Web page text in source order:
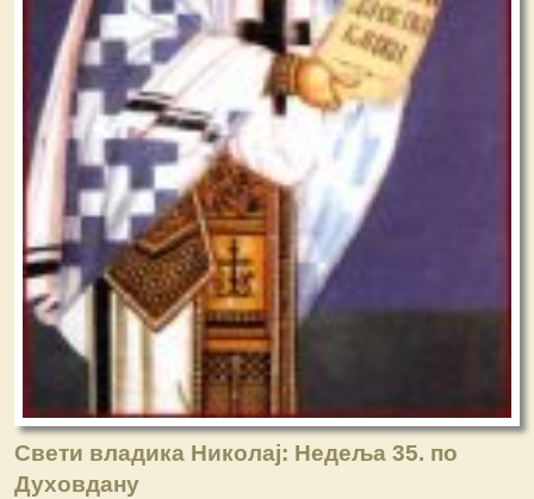
Свети владика Николај: Недеља 35. по
Духовдану